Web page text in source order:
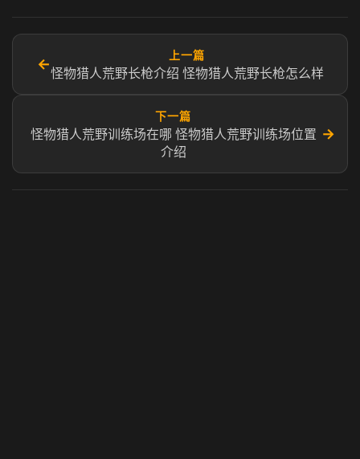
←
上一篇
怪物猎人荒野长枪介绍 怪物猎人荒野长枪怎么样
下一篇
怪物猎人荒野训练场在哪 怪物猎人荒野训练场位置
介绍
→